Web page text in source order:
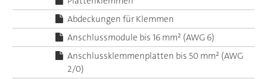
Abdeckungen für Klemmen
Anschlussmodule bis 16 mm² (AWG 6)
Anschlussklemmenplatten bis 50 mm² (AWG
2/0)